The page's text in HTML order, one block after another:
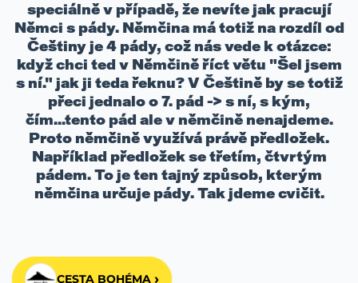
speciálně v případě, že nevíte jak pracují
Němci s pády. Němčina má totiž na rozdíl od
Češtiny je 4 pády, což nás vede k otázce:
když chci ted v Němčině říct větu "Šel jsem
s ní." jak ji teda řeknu? V Češtině by se totiž
přeci jednalo o 7. pád -> s ní, s kým,
čím...tento pád ale v němčině nenajdeme.
Proto němčině využívá právě předložek.
Například předložek se třetím, čtvrtým
pádem. To je ten tajný způsob, kterým
němčina určuje pády. Tak jdeme cvičit.
CESTA BOHÉMA ›